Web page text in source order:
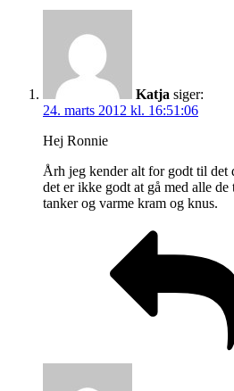
Katja siger:
24. marts 2012 kl. 16:51:06
Hej Ronnie
Årh jeg kender alt for godt til det
det er ikke godt at gå med alle
tanker og varme kram og knus.